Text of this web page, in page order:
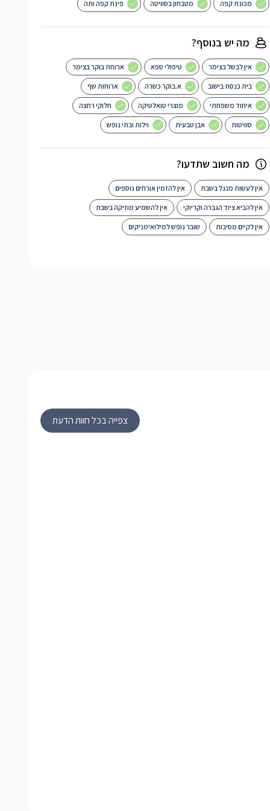
מכונת קפה מטבחון בסוויטה פינת קפה ותה
מה יש בנוסף?
אין לבשל בצימר טיפולי ספא ארוחת בוקר בצימר
בית כנסת בישוב א.בוקר כשרה ארוחות שף
איחוד משפחתי מוצרי טואלטיקה חלוקי רחצה
סוויטות אבן טבעית וילות ובתי נופש
מה חשוב שתדעו?
אין לעשות מנגל בשבת אין להזמין אורחים נוספים
אין להביא ציוד הגברה וקריוקי אין להשמיע מוזיקה בשבת
אין לקיים מסיבות שובר נופש למילואימניקים
צפייה בכל חוות הדעת